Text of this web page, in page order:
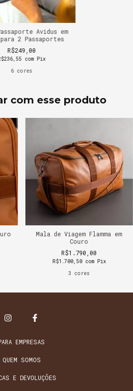
Avidus em
2 Passaportes
R$249,00
com Pix
6 cores
com esse produto
Mala de Viagem Flamma em
Couro
R$1.790,00
R$1.700,50 com
Pix
3 cores
EMPRESAS
QUEM SOMOS
E DEVOLUÇÕES